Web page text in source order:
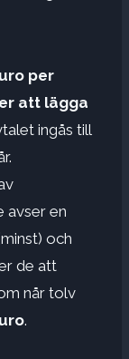
per
att lägga
ingås till
avser en
och
de att
når tolv
.